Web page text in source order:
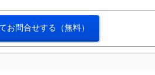
お問合せする（無料）